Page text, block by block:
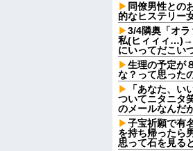
同僚男性との
的なヒステリー
3/4隣奥「オラ
私(ヒィィィ…)→
にいってだこい
生理の予定が
な？って思った
「あなた、
ついてニタニタ
のメールなんだ
子宝祈願で有
を持ち帰ったら
思って石を見る